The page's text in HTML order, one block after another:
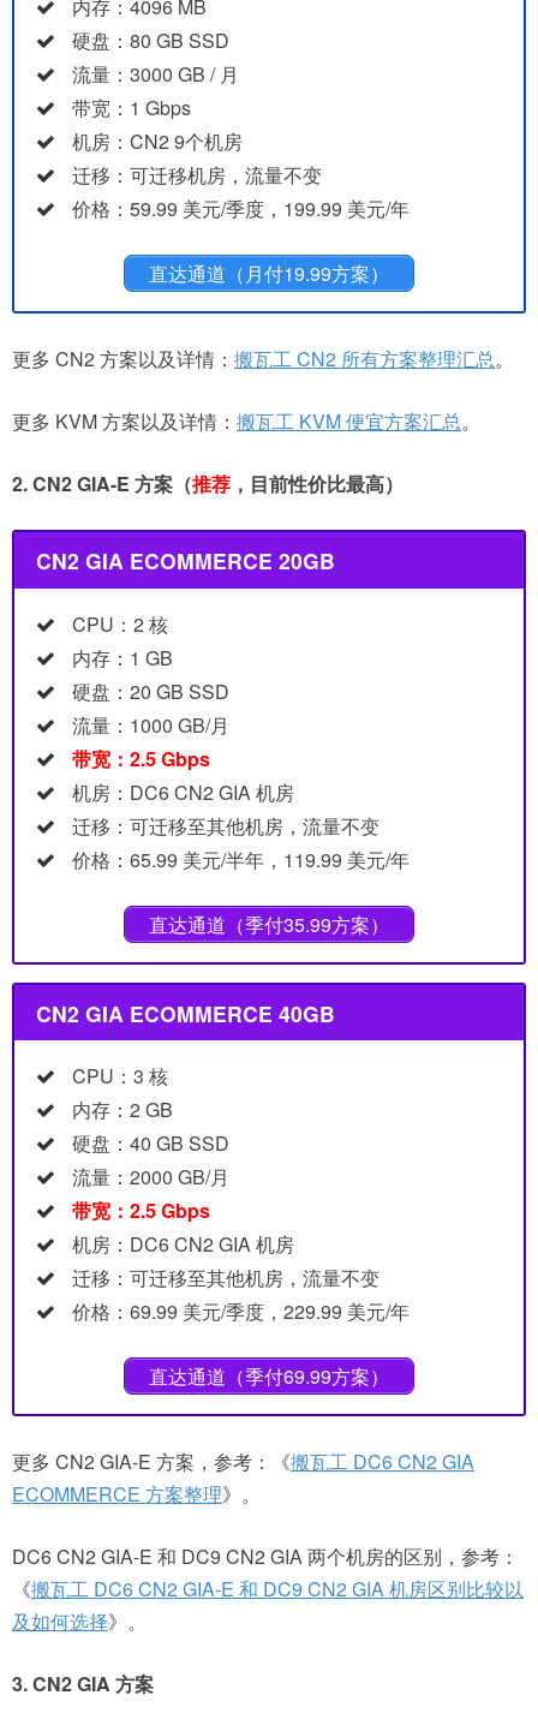
内存：4096 MB
硬盘：80 GB SSD
流量：3000 GB / 月
带宽：1 Gbps
机房：CN2 9个机房
迁移：可迁移机房，流量不变
价格：59.99 美元/季度，199.99 美元/年
直达通道（月付19.99方案）
更多 CN2 方案以及详情： 搬瓦工 CN2 所有方案整理汇总。
更多 KVM 方案以及详情： 搬瓦工 KVM 便宜方案汇总。
2. CN2 GIA-E 方案（推荐 ，目前性价比最高）
CN2 GIA ECOMMERCE 20GB
CPU：2 核
内存：1 GB
硬盘：20 GB SSD
流量：1000 GB/月
带宽：2.5 Gbps
机房：DC6 CN2 GIA 机房
迁移：可迁移至其他机房，流量不变
价格：65.99 美元/半年，119.99 美元/年
直达通道（季付35.99方案）
CN2 GIA ECOMMERCE 40GB
CPU：3 核
内存：2 GB
硬盘：40 GB SSD
流量：2000 GB/月
带宽：2.5 Gbps
机房：DC6 CN2 GIA 机房
迁移：可迁移至其他机房，流量不变
价格：69.99 美元/季度，229.99 美元/年
直达通道（季付69.99方案）
更多 CN2 GIA-E 方案，参考：《搬瓦工 DC6 CN2 GIA
ECOMMERCE 方案整理》。
DC6 CN2 GIA-E 和 DC9 CN2 GIA 两个机房的区别，参考：
《搬瓦工 DC6 CN2 GIA-E 和 DC9 CN2 GIA 机房区别比较以
及如何选择》。
3. CN2 GIA 方案